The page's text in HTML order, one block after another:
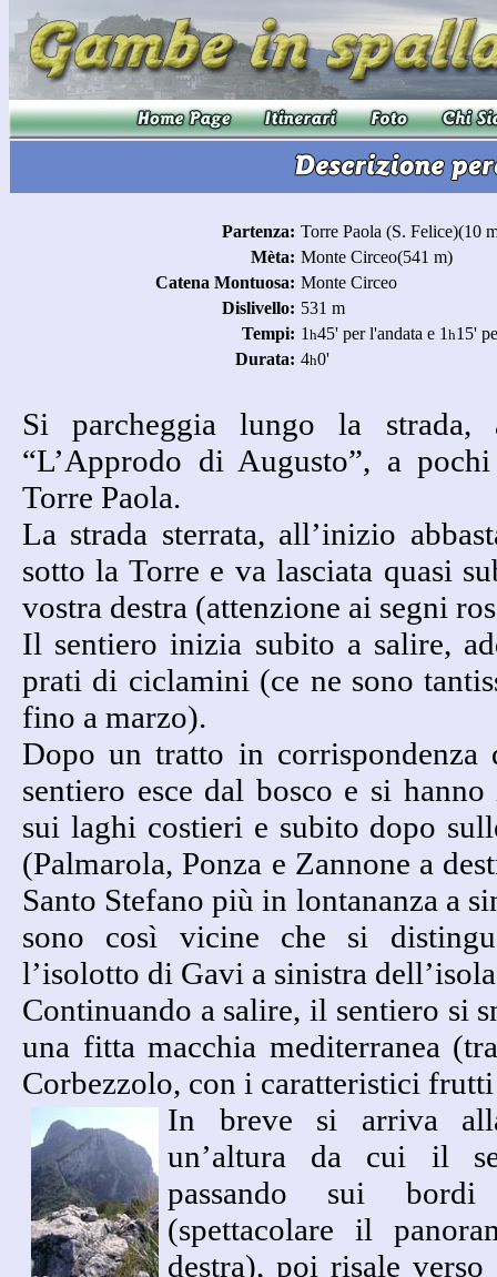
Partenza: Torre Paola (S. Felice)(10
Mèta: Monte Circeo(541 m)
Catena Montuosa: Monte Circeo
Dislivello: 531 m
Tempi: 1 h45' per l'andata e 1 h15'
Durata: 4h0'
Si parcheggia lungo la strada,
“L’Approdo di Augusto”, a
Torre Paola.
La strada sterrata, all’inizio
sotto la Torre e va lasciata quasi
vostra destra (attenzione ai segni
Il sentiero inizia subito a salire,
prati di ciclamini (ce ne sono
fino a marzo).
Dopo un tratto in corrispondenza
sentiero esce dal bosco e si
sui laghi costieri e subito dopo
(Palmarola, Ponza e Zannone a
Santo Stefano più in lontananza a
sono così vicine che si
l’isolotto di Gavi a sinistra
Continuando a salire, il sentiero si
una fitta macchia mediterranea
Corbezzolo, con i caratteristici
In breve si arriva
un’altura da cui il
passando sui
(spettacolare il
destra), poi risale